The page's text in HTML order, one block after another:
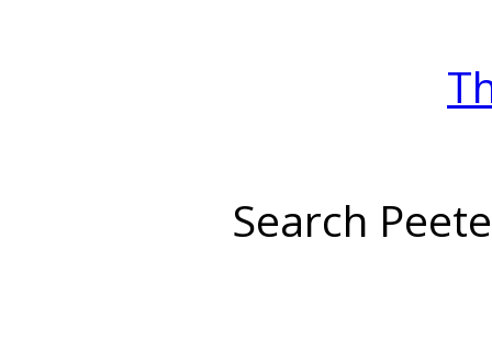
Search